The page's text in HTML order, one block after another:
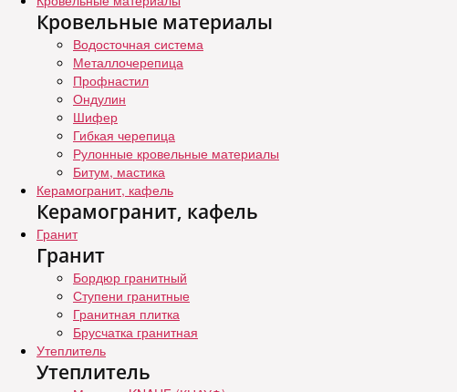
Кровельные материалы
Водосточная система
Металлочерепица
Профнастил
Ондулин
Шифер
Гибкая черепица
Рулонные кровельные материалы
Битум, мастика
Керамогранит, кафель
Керамогранит, кафель
Гранит
Гранит
Бордюр гранитный
Ступени гранитные
Гранитная плитка
Брусчатка гранитная
Утеплитель
Утеплитель